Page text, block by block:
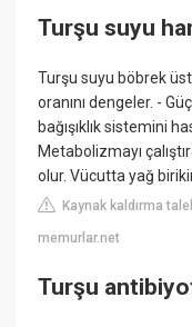
Turşu suyu
Turşu suyu böbrek
oranını dengeler. -
bağışıklık sistemini
Metabolizmayı
olur. Vücutta yağ
Kaynak kaldırma
memurlar.net
Turşu